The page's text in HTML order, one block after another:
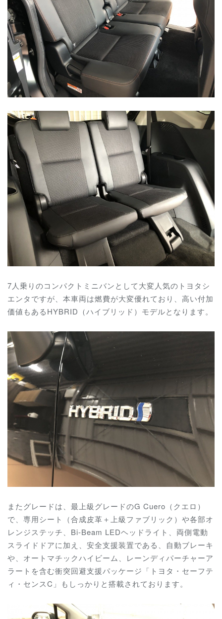
7人乗りのコンパクトミニバンとして大変人気のトヨタシ
エンタですが、本車両は燃費が大変優れており、高い付加
価値もあるHYBRID（ハイブリッド）モデルとなります。
またグレードは、最上級グレードのG Cuero（クエロ）
で、専用シート（合成皮革＋上級ファブリック）や各部オ
レンジステッチ、Bi-Beam LEDヘッドライト、両側電動
スライドドアに加え、安全支援装置である、自動ブレーキ
や、オートマチックハイビーム、レーンディパーチャーア
ラートを含む衝突回避支援パッケージ「トヨタ・セーフテ
ィ・センスC」もしっかりと搭載されております。